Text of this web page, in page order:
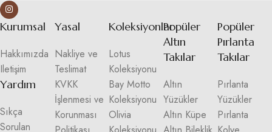
Kurumsal
Hakkımızda
Iletişim
Yardım
Sıkça
Sorulan
Yasal
Nakliye ve
Teslimat
KVKK
İşlenmesi ve
Korunması
Koleksiyonlar
Lotus
Koleksiyonu
Bay Motto
Koleksiyonu
Olivia
Popüler
Altın
Takılar
Altın
Yüzükler
Altın Küpe
Popüler
Pırlanta
Takılar
Pırlanta
Yüzükler
Pırlanta